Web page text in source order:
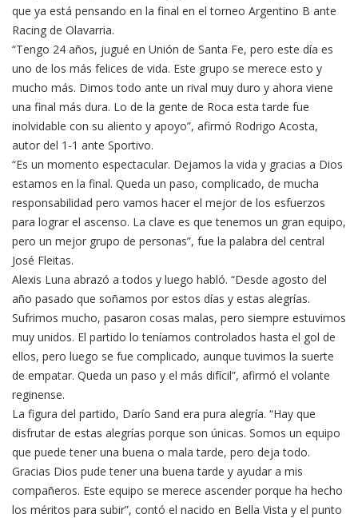
que ya está pensando en la final en el torneo Argentino B ante
Racing de Olavarria.
“Tengo 24 años, jugué en Unión de Santa Fe, pero este día es
uno de los más felices de vida. Este grupo se merece esto y
mucho más. Dimos todo ante un rival muy duro y ahora viene
una final más dura. Lo de la gente de Roca esta tarde fue
inolvidable con su aliento y apoyo”, afirmó Rodrigo Acosta,
autor del 1-1 ante Sportivo.
“Es un momento espectacular. Dejamos la vida y gracias a Dios
estamos en la final. Queda un paso, complicado, de mucha
responsabilidad pero vamos hacer el mejor de los esfuerzos
para lograr el ascenso. La clave es que tenemos un gran equipo,
pero un mejor grupo de personas”, fue la palabra del central
José Fleitas.
Alexis Luna abrazó a todos y luego habló. “Desde agosto del
año pasado que soñamos por estos días y estas alegrías.
Sufrimos mucho, pasaron cosas malas, pero siempre estuvimos
muy unidos. El partido lo teníamos controlados hasta el gol de
ellos, pero luego se fue complicado, aunque tuvimos la suerte
de empatar. Queda un paso y el más difícil”, afirmó el volante
reginense.
La figura del partido, Darío Sand era pura alegría. “Hay que
disfrutar de estas alegrías porque son únicas. Somos un equipo
que puede tener una buena o mala tarde, pero deja todo.
Gracias Dios pude tener una buena tarde y ayudar a mis
compañeros. Este equipo se merece ascender porque ha hecho
los méritos para subir”, contó el nacido en Bella Vista y el punto